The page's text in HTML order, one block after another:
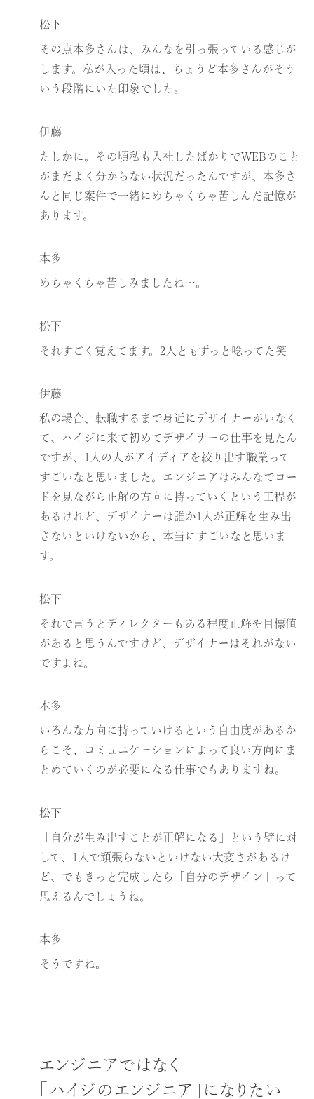
松下
その点本多さんは、みんなを引っ張っている感じが
します。私が入った頃は、ちょうど本多さんがそう
いう段階にいた印象でした。
伊藤
たしかに。その頃私も入社したばかりでWEBのこと
がまだよく分からない状況だったんですが、本多さ
んと同じ案件で一緒にめちゃくちゃ苦しんだ記憶が
あります。
本多
めちゃくちゃ苦しみましたね…。
松下
それすごく覚えてます。2人ともずっと唸ってた笑
伊藤
私の場合、転職するまで身近にデザイナーがいなく
て、ハイジに来て初めてデザイナーの仕事を見たん
ですが、1人の人がアイディアを絞り出す職業って
すごいなと思いました。エンジニアはみんなでコー
ドを見ながら正解の方向に持っていくという工程が
あるけれど、デザイナーは誰か1人が正解を生み出
さないといけないから、本当にすごいなと思いま
す。
松下
それで言うとディレクターもある程度正解や目標値
があると思うんですけど、デザイナーはそれがない
ですよね。
本多
いろんな方向に持っていけるという自由度があるか
らこそ、コミュニケーションによって良い方向にま
とめていくのが必要になる仕事でもありますね。
松下
「自分が生み出すことが正解になる」という壁に対
して、1人で頑張らないといけない大変さがあるけ
ど、でもきっと完成したら「自分のデザイン」って
思えるんでしょうね。
本多
そうですね。
エンジニアではなく
「ハイジのエンジニア」になりたい